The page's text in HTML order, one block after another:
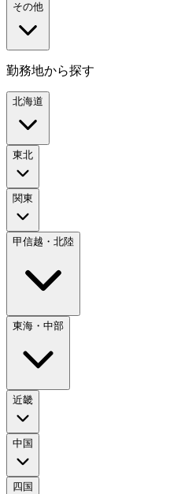
その他
勤務地から探す
北海道
東北
関東
甲信越・北陸
東海・中部
近畿
中国
四国